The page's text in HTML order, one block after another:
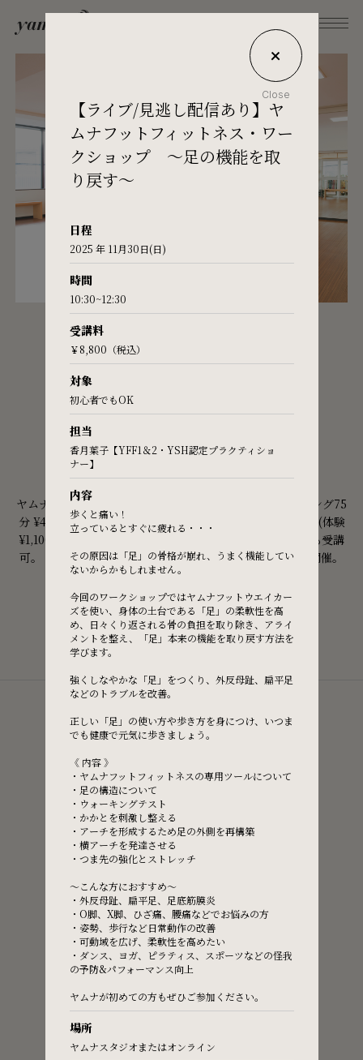
What's Yamuna?
Try Yamuna
The Yamuna Methods
Journal
Inquiries
Practitioners site
Close
【ライブ/見逃し配信あり】ヤ
ムナフットフィットネス・ワー
クショップ ～足の機能を取
り戻す～
日程
2025 年 11月30日(日)
時間
10:30~12:30
受講料
￥8,800（税込）
対象
初心者でもOK
担当
香月葉子【YFF1＆2・YSH認定プラクティショ
ナー】
内容
歩くと痛い！
立っているとすぐに疲れる・・・
その原因は「足」の骨格が崩れ、うまく機能してい
ないからかもしれません。
今回のワークショップではヤムナフットウエイカー
ズを使い、身体の土台である「足」の柔軟性を高
め、日々くり返される骨の負担を取り除き、アライ
メントを整え、「足」本来の機能を取り戻す方法を
学びます。
強くしなやかな「足」をつくり、外反母趾、扁平足
などのトラブルを改善。
正しい「足」の使い方や歩き方を身につけ、いつま
でも健康で元気に歩きましょう。
《 内容 》
・ヤムナフットフィットネスの専用ツールについて
・足の構造について
・ウォーキングテスト
・かかとを刺激し整える
・アーチを形成するため足の外側を再構築
・横アーチを発達させる
・つま先の強化とストレッチ
〜こんな方におすすめ〜
・外反母趾、扁平足、足底筋膜炎
・O脚、X脚、ひざ痛、腰痛などでお悩みの方
・姿勢、歩行など日常動作の改善
・可動域を広げ、柔軟性を高めたい
・ダンス、ヨガ、ピラティス、スポーツなどの怪我
の予防&パフォーマンス向上
ヤムナが初めての方もぜひご参加ください。
場所
ヤムナスタジオまたはオンライン
STUDIO
TRIAL
Yamuna Studio & Store
ヤムナスタジオとは？
ヤムナ専門のスタジオ。 グループレッスン／ボディローリング75
分 ¥4,400(体験 ¥3,300)、 フットフィットネス30分 ¥1,925 (体験
¥1,100)ほか。各メソッドのプライベ ートレッスン (施術) も受講
可。 目的別のワークショップ (イベントレッスン)も 随時開催。
入会金なし、 各種ヤムナボール、ウェアの購入可。
Regular Class
レギュラーレッスンはこちら
Book Now
Private Class
プライベートレッスンはこちら